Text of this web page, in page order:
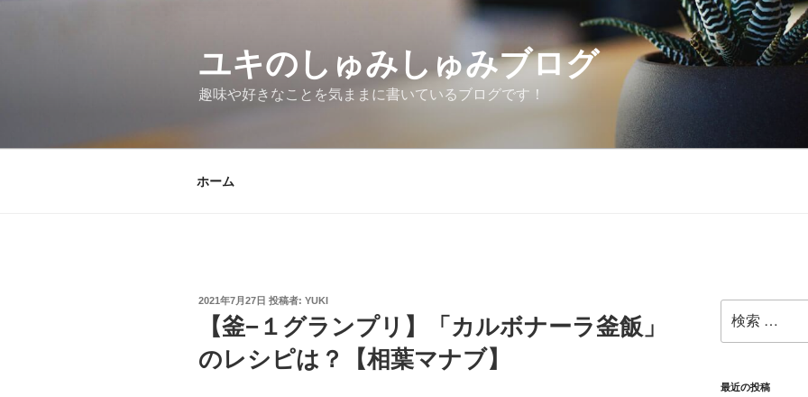
ユキのしゅみしゅみブログ
趣味や好きなことを気ままに書いているブログです！
ホーム
投
2021年7月27日 投稿者: YUKI
【釜−１グランプリ】「カルボナーラ釜飯」
のレシピは？【相葉マナブ】
索:
最近の投稿